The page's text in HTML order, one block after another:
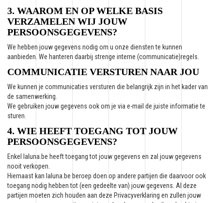
3. WAAROM EN OP WELKE BASIS
VERZAMELEN WIJ JOUW
PERSOONSGEGEVENS?
We hebben jouw gegevens nodig om u onze diensten te kunnen
aanbieden. We hanteren daarbij strenge interne (communicatie)regels.
COMMUNICATIE VERSTUREN NAAR JOU
We kunnen je communicaties versturen die belangrijk zijn in het kader van
de samenwerking.
We gebruiken jouw gegevens ook om je via e-mail de juiste informatie te
sturen.
4. WIE HEEFT TOEGANG TOT JOUW
PERSOONSGEGEVENS?
Enkel laluna.be heeft toegang tot jouw gegevens en zal jouw gegevens
nooit verkopen.
Hiernaast kan laluna.be beroep doen op andere partijen die daarvoor ook
toegang nodig hebben tot (een gedeelte van) jouw gegevens. Al deze
partijen moeten zich houden aan deze Privacyverklaring en zullen jouw